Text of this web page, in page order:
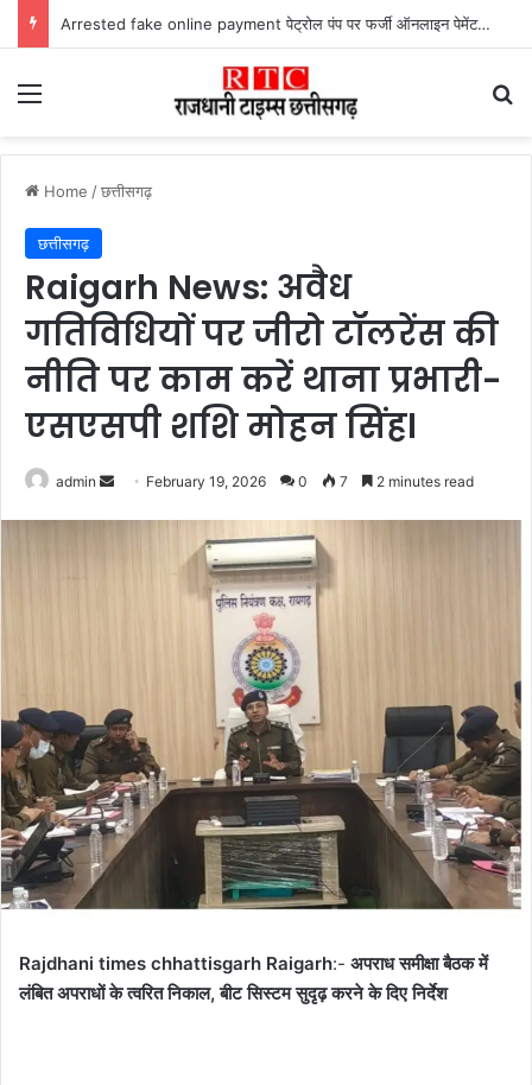
Arrested fake online payment पेट्रोल पंप पर फर्जी ऑनलाइन पेमेंट दिखाकर ठगी करने वाला युवक गिरफ्तार
Menu
Home /छत्तीसगढ़
छत्तीसगढ़
Raigarh News: अवैध
गतिविधियों पर जीरो टॉलरेंस की
नीति पर काम करें थाना प्रभारी-
एसएसपी शशि मोहन सिंहl
admin
Send February 19, 2026 0 7 2 minutes read
Rajdhani times chhattisgarh Raigarh:- अपराध समीक्षा बैठक में
लंबित अपराधों के त्वरित निकाल, बीट सिस्टम सुदृढ़ करने के दिए निर्देश